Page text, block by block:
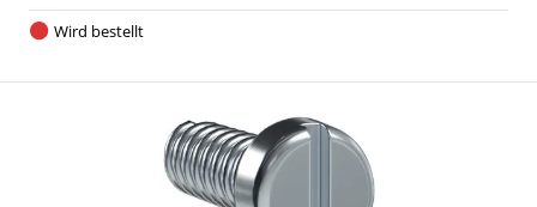
Wird bestellt